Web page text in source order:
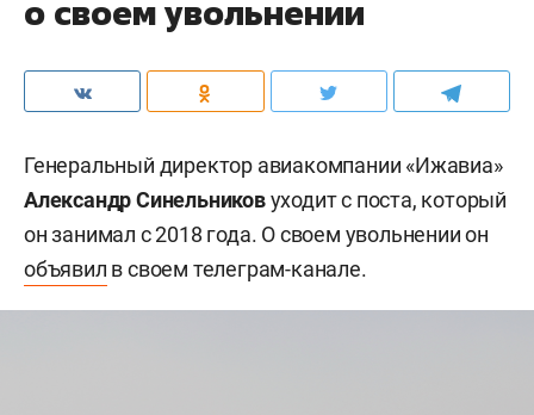
о своем увольнении
Генеральный директор авиакомпании «Ижавиа»
Александр Синельниковуходит с поста, который
он занимал с 2018 года. О своем увольнении он
объявил в своем телеграм-канале.